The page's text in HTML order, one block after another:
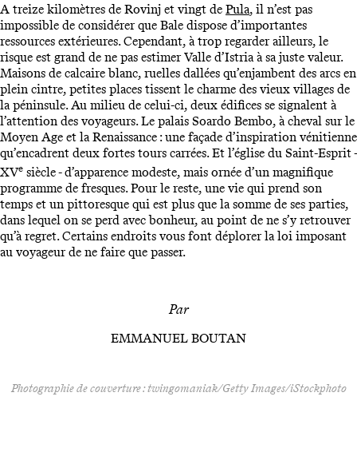
A treize kilomètres de Rovinj et vingt de Pula, il n’est pas
impossible de considérer que Bale dispose d’importantes
ressources extérieures. Cependant, à trop regarder ailleurs, le
risque est grand de ne pas estimer Valle d’Istria à sa juste valeur.
Maisons de calcaire blanc, ruelles dallées qu’enjambent des arcs en
plein cintre, petites places tissent le charme des vieux villages de
la péninsule. Au milieu de celui-ci, deux édifices se signalent à
l’attention des voyageurs. Le palais Soardo Bembo, à cheval sur le
Moyen Age et la Renaissance : une façade d’inspiration vénitienne
qu’encadrent deux fortes tours carrées. Et l’église du Saint-Esprit -
XVe siècle - d’apparence modeste, mais ornée d’un magnifique
programme de fresques. Pour le reste, une vie qui prend son
temps et un pittoresque qui est plus que la somme de ses parties,
dans lequel on se perd avec bonheur, au point de ne s’y retrouver
qu’à regret. Certains endroits vous font déplorer la loi imposant
au voyageur de ne faire que passer.
Par
EMMANUEL BOUTAN
Photographie de couverture : twingomaniak/Getty Images/iStockphoto